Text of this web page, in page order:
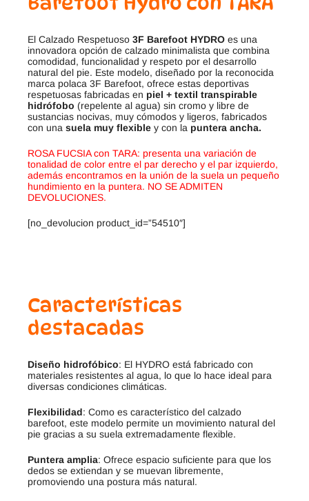
El Calzado Respetuoso 3F Barefoot HYDRO es una
innovadora opción de calzado minimalista que combina
comodidad, funcionalidad y respeto por el desarrollo
natural del pie. Este modelo, diseñado por la reconocida
marca polaca 3F Barefoot, ofrece estas deportivas
respetuosas fabricadas en piel + textil transpirable
hidrófobo (repelente al agua) sin cromo y libre de
sustancias nocivas, muy cómodos y ligeros, fabricados
con una suela muy flexible y con la puntera ancha.
ROSA FUCSIA con TARA: presenta una variación de
tonalidad de color entre el par derecho y el par izquierdo,
además encontramos en la unión de la suela un pequeño
hundimiento en la puntera. NO SE ADMITEN
DEVOLUCIONES.
[no_devolucion product_id=”54510″]
Características
destacadas
Diseño hidrofóbico: El HYDRO está fabricado con
materiales resistentes al agua, lo que lo hace ideal para
diversas condiciones climáticas.
Flexibilidad: Como es característico del calzado
barefoot, este modelo permite un movimiento natural del
pie gracias a su suela extremadamente flexible.
Puntera amplia: Ofrece espacio suficiente para que los
dedos se extiendan y se muevan libremente,
promoviendo una postura más natural.